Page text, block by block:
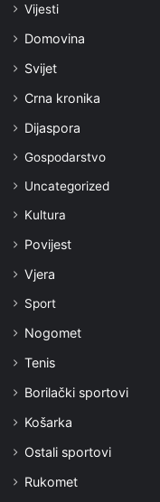
Vijesti
Domovina
Svijet
Crna kronika
Dijaspora
Gospodarstvo
Uncategorized
Kultura
Povijest
Vjera
Sport
Nogomet
Tenis
Borilački sportovi
Košarka
Ostali sportovi
Rukomet